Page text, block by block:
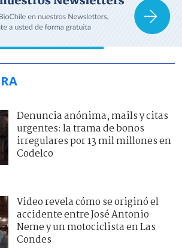
Denuncia anónima, mails y citas
urgentes: la trama de bonos
irregulares por 13 mil millones en
Codelco
Video revela cómo se originó el
accidente entre José Antonio
Neme y un motociclista en Las
Condes